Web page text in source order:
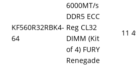
KF560R32RBK4-
64
6000MT/s
DDR5 ECC
Reg CL32
DIMM (Kit
of 4) FURY
Renegade
11